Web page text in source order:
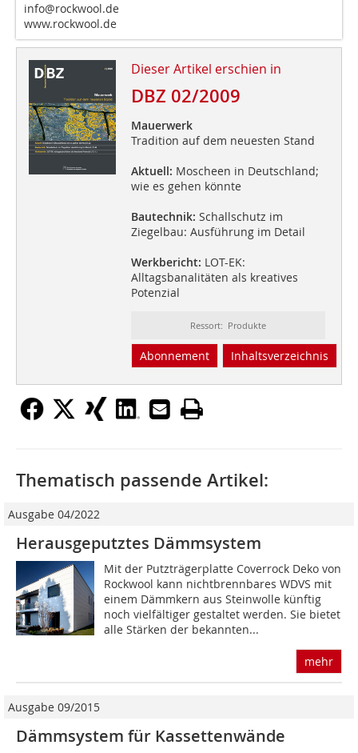
info@rockwool.de
www.rockwool.de
Dieser Artikel erschien in
DBZ 02/2009
Mauerwerk
Tradition auf dem neuesten Stand
Aktuell: Moscheen in Deutschland;
wie es gehen könnte
Bautechnik: Schallschutz im
Ziegelbau: Ausführung im Detail
Werkbericht: LOT-EK:
Alltagsbanalitäten als kreatives
Potenzial
Ressort: Produkte
Abonnement Inhaltsverzeichnis
Thematisch passende Artikel:
Ausgabe 04/2022
Herausgeputztes Dämmsystem
Mit der Putzträgerplatte Coverrock Deko von
Rockwool kann nichtbrennbares WDVS mit
einem Dämmkern aus Steinwolle künftig
noch vielfältiger gestaltet werden. Sie bietet
alle Stärken der bekannten...
mehr
Ausgabe 09/2015
Dämmsystem für Kassettenwände